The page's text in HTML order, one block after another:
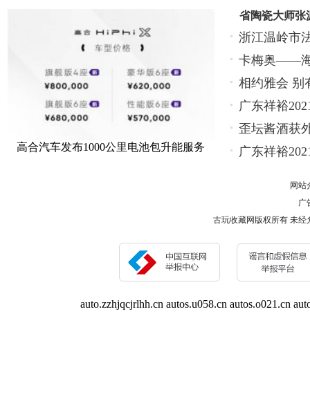
高合汽车发布1000公里电池包升能服务
省陶瓷大师张
浙江温岭市
卡梅奥——
相约雅会 别
广东祥裕
歪坛酱酒获
广东祥裕
网站
广
古玩收藏网版权所有 未经
auto.zzhjqcjrlhh.cn autos.u058.cn autos.o021.cn